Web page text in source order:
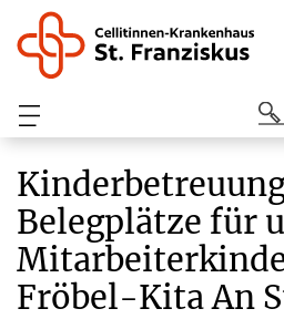
Belegplätze für
Fröbel-Kita An